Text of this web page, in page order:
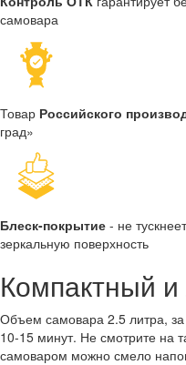
самовара
Товар Российского
град»
Блеск-покрытие - не
зеркальную поверхность
Компактный
Объем самовара 2.5 литра, за
10-15 минут. Не смотрите на
самоваром можно смело